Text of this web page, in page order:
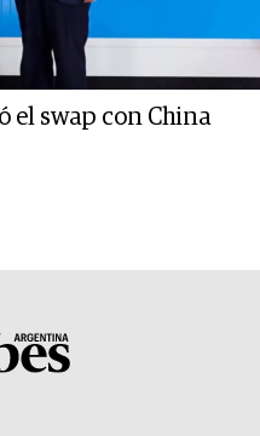
el swap con China